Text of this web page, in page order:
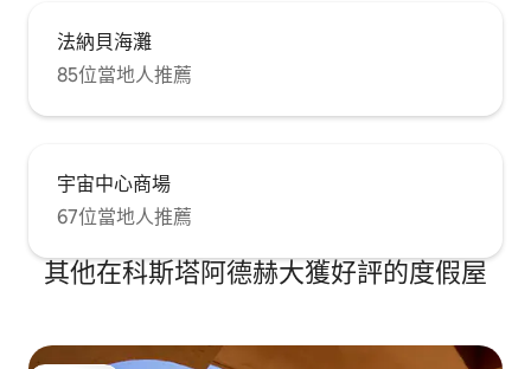
法納貝海灘
85位當地人推薦
宇宙中心商場
67位當地人推薦
其他在科斯塔阿德赫大獲好評的度假屋